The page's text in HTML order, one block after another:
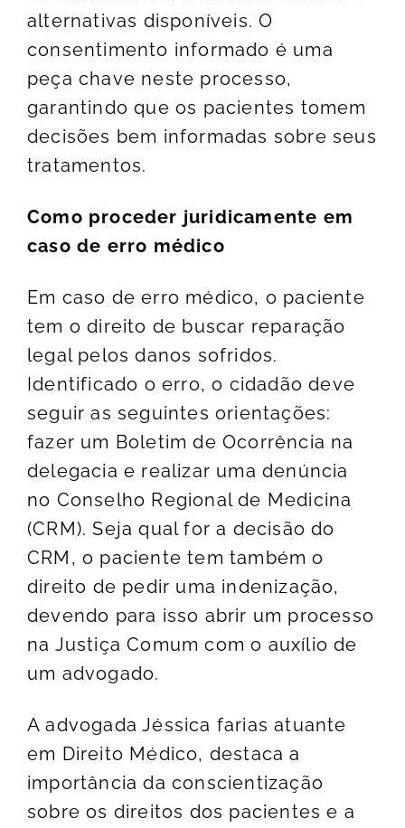
alternativas disponíveis. O
consentimento informado é uma
peça chave neste processo,
garantindo que os pacientes tomem
decisões bem informadas sobre seus
tratamentos.
Como proceder juridicamente em
caso de erro médico
Em caso de erro médico, o paciente
tem o direito de buscar reparação
legal pelos danos sofridos.
Identificado o erro, o cidadão deve
seguir as seguintes orientações:
fazer um Boletim de Ocorrência na
delegacia e realizar uma denúncia
no Conselho Regional de Medicina
(CRM). Seja qual for a decisão do
CRM, o paciente tem também o
direito de pedir uma indenização,
devendo para isso abrir um processo
na Justiça Comum com o auxílio de
um advogado.
A advogada Jéssica farias atuante
em Direito Médico, destaca a
importância da conscientização
sobre os direitos dos pacientes e a